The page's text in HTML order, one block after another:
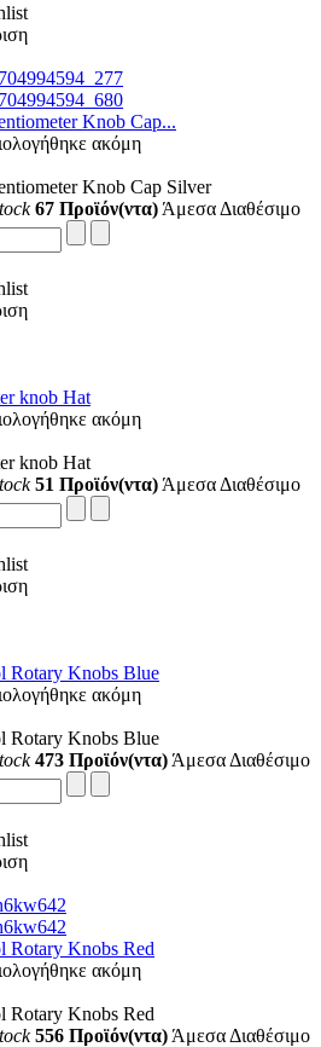
Knob Cap...
ακόμη
Knob Cap Silver
67 Προϊόν(ντα) Άμεσα Διαθέσιμο
knob Hat
ακόμη
knob Hat
51 Προϊόν(ντα) Άμεσα Διαθέσιμο
Rotary Knobs Blue
ακόμη
Rotary Knobs Blue
473 Προϊόν(ντα) Άμεσα Διαθέσιμο
Rotary Knobs Red
ακόμη
Rotary Knobs Red
556 Προϊόν(ντα) Άμεσα Διαθέσιμο